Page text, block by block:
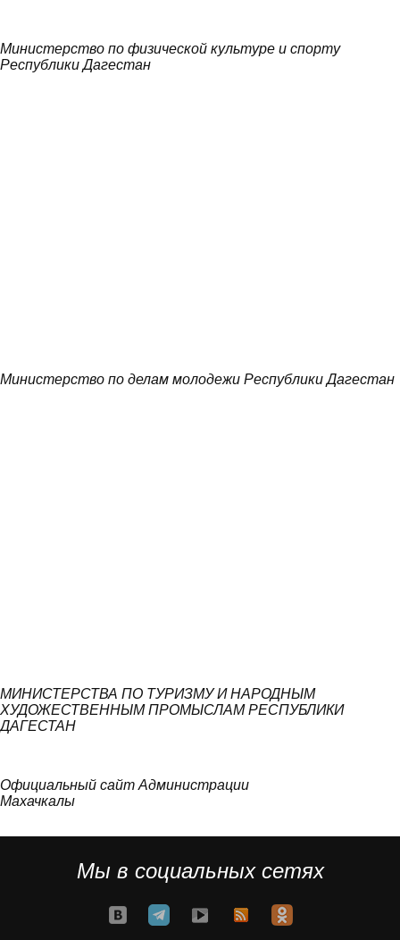
Министерство по физической культуре и спорту
Республики Дагестан
Министерство по делам молодежи Республики Дагестан
МИНИСТЕРСТВА ПО ТУРИЗМУ И НАРОДНЫМ
ХУДОЖЕСТВЕННЫМ ПРОМЫСЛАМ РЕСПУБЛИКИ
ДАГЕСТАН
Официальный сайт Администрации
Махачкалы
Мы в социальных сетях